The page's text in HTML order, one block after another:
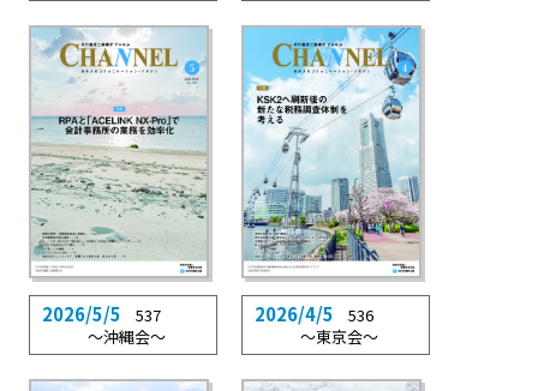
2026/5/5 537
〜沖縄会〜
2026/4/5 536
〜東京会〜